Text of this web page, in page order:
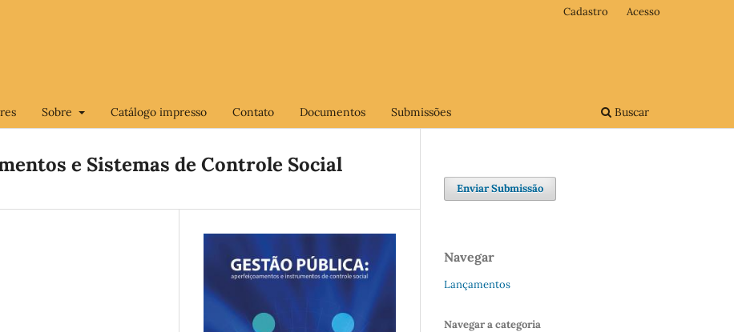
Sobre Catálogo impresso Contato Documentos Submissões Buscar
Cadastro Acesso
e Sistemas de Controle Social
Enviar Submissão
Navegar
Lançamentos
Navegar a categoria